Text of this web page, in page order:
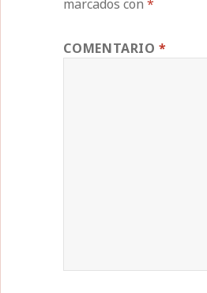
marcados con*
COMENTARIO*